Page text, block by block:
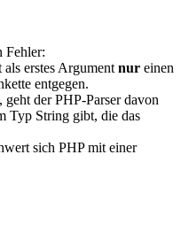
Fehler:
als erstes Argument nur einen
entgegen.
geht der PHP-Parser davon
Typ String gibt, die das
sich PHP mit einer